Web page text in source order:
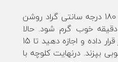
مرحله هفتم: فر را با دمای 180 درجه سانتی گراد روشن
خوب گرم شود. حالا
سینی کلوچه‌ها را داخل فر قرار داده و اجازه دهید تا 15
بپزند. درنهایت کلوچه با